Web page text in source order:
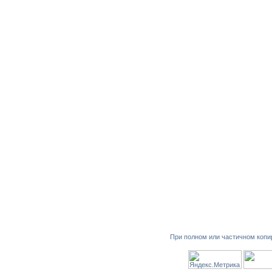
При полном или частичном